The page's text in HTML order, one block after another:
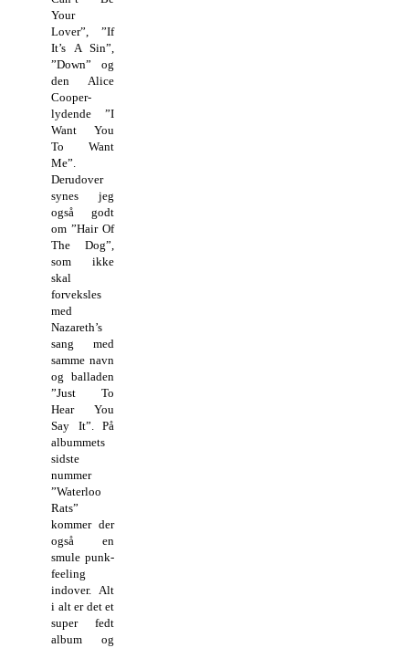
Your
Lover”, ”If
It’s A Sin”,
”Down” og
den Alice
Cooper-
lydende ”I
Want You
To Want
Me”.
Derudover
synes jeg
også godt
om ”Hair Of
The Dog”,
som ikke
skal
forveksles
med
Nazareth’s
sang med
samme navn
og balladen
”Just To
Hear You
Say It”. På
albummets
sidste
nummer
”Waterloo
Rats”
kommer der
også en
smule punk-
feeling
indover. Alt
i alt er det et
super fedt
album og